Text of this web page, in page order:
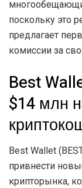
поскольку это
предлагает
комиссии за
Best
$14 млн
Best Wallet
привнести
крипторынка,